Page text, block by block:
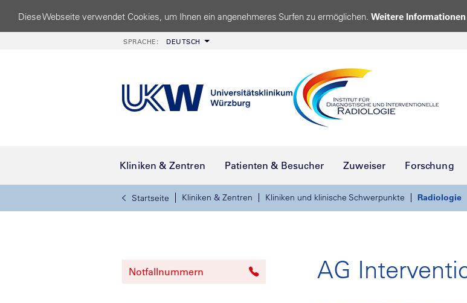
Diese Webseite verwendet Cookies, um Ihnen ein angenehmeres Surfen zu ermöglichen. Weitere Informationen
SPRACHE: DEUTSCH
Kliniken & Zentren Patienten & Besucher Zuweiser Forschung
Startseite Kliniken & Zentren Kliniken und klinische Schwerpunkte Radiologie
Notfallnummern AG